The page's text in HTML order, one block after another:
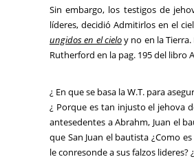
Sin embargo, los testigos de
líderes, decidió Admitirlos en el
ungidos en el cieloy no en la Tierra.
Rutherford en la pag. 195 del libro
¿ En que se basa la W.T. para
¿ Porque es tan injusto el jehova
antesedentes a Abrahm, Juan el
que San Juan el bautista ¿Como
le conresonde a sus falzos